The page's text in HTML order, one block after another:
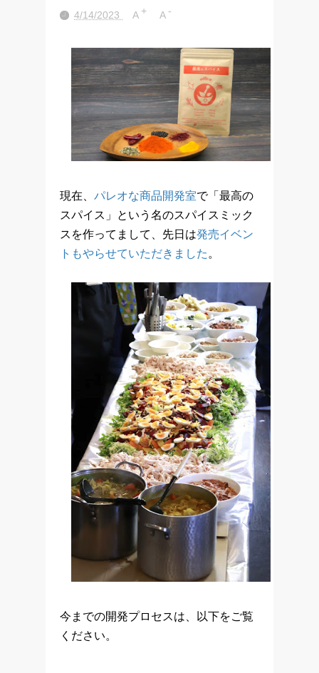
4/14/2023 A + A-
現在、 パレオな商品開発室で「最高の
スパイス」という名のスパイスミック
スを作ってまして、先日は発売イベン
トもやらせていただきました 。
今までの開発プロセスは、以下をご覧
ください。